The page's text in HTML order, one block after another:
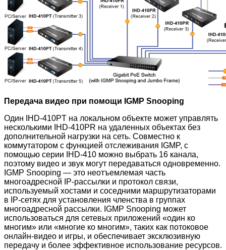
Передача видео при помощи IGMP Snooping
Один IHD-410PT на локальном объекте может управлять
несколькими IHD-410PR на удаленных объектах без
дополнительной нагрузки на сеть. Совместно к
коммутатором с функцией отслеживания IGMP, с
помощью серии IHD-410 можно выбрать 16 канала,
поэтому видео и звук могут передаваться одновременно.
IGMP Snooping — это неотъемлемая часть
многоадресной IP-рассылки и протокол связи,
используемый хостами и соседними маршрутизаторами
в IP-сетях для установления членства в группах
многоадресной рассылки. IGMP Snooping может
использоваться для сетевых приложений «один ко
многим» или «многие ко многим», таких как потоковое
онлайн-видео и игры, и обеспечивает эксклюзивную
передачу и более эффективное использование ресурсов.